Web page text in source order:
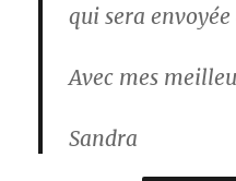
qui sera
Avec mes
Sandra